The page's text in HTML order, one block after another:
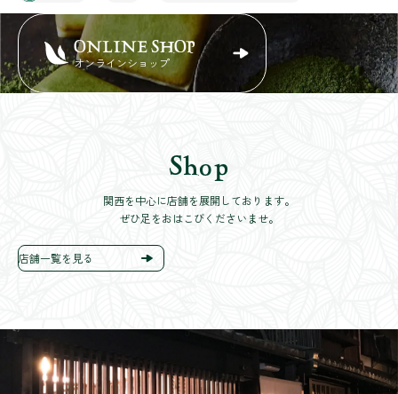
ONLINE SHOP
オンラインショップ
Shop
関西を中心に店舗を展開しております。
ぜひ足をおはこびくださいませ。
店舗一覧を見る